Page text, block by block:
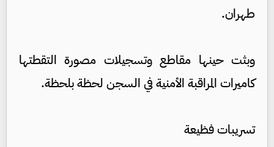
طهران.
وبثت حينها مقاطع وتسجيلات مصورة التقطتها
كاميرات المراقبة الأمنية في السجن لحظة بلحظة.
تسريبات فظيعة